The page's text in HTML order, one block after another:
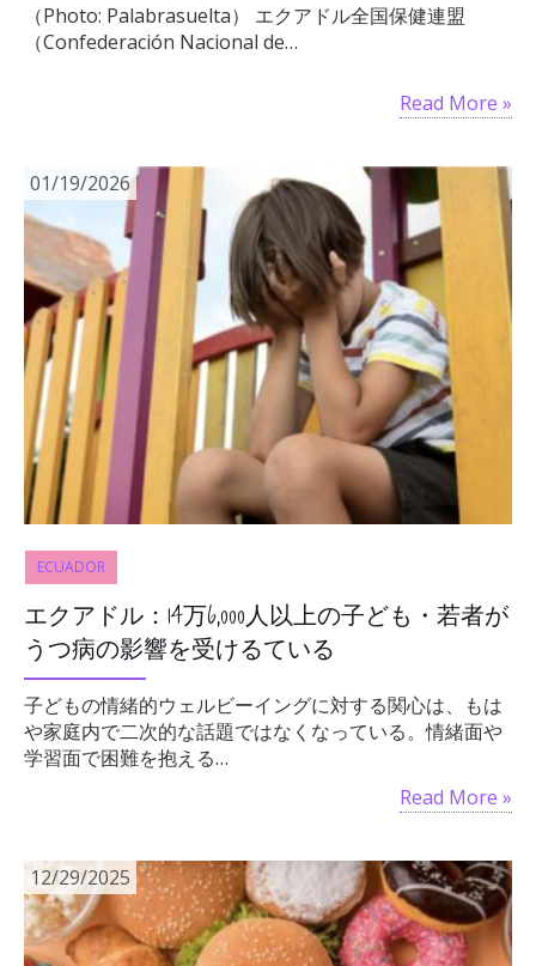
（Photo: Palabrasuelta） エクアドル全国保健連盟
（Confederación Nacional de…
Read More »
01/19/2026
ECUADOR
エクアドル：14万6,000人以上の子ども・若者が
うつ病の影響を受けるている
子どもの情緒的ウェルビーイングに対する関心は、もは
や家庭内で二次的な話題ではなくなっている。情緒面や
学習面で困難を抱える…
Read More »
12/29/2025